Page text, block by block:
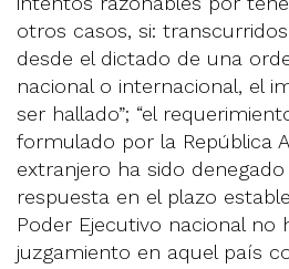
otros casos, si:
desde el dictado de una
nacional o internacional, el
ser hallado”; “el
formulado por la República
extranjero ha sido
respuesta en el plazo
Poder Ejecutivo nacional no
juzgamiento en aquel país